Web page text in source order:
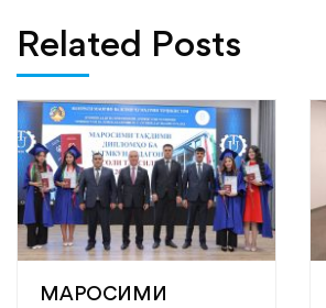
Related Posts
МАРОСИМИ